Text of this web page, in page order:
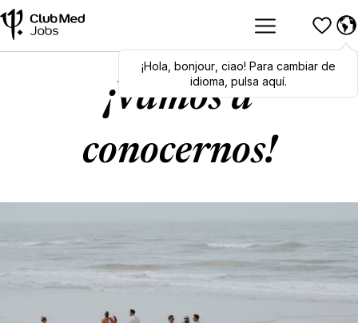
Hola,bonjour,ciao! To switch
languages, click here!
¡Hola bonjour, ciao! Para cambiar de
idioma, pulsa aquí.
¡Vamos a
conocernos!